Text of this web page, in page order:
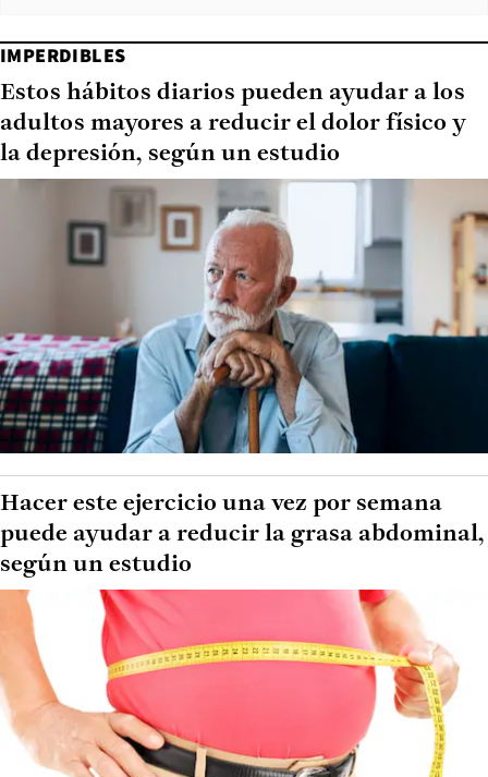
IMPERDIBLES
Estos hábitos diarios pueden ayudar a los
adultos mayores a reducir el dolor físico y
la depresión, según un estudio
Hacer este ejercicio una vez por semana
puede ayudar a reducir la grasa abdominal,
según un estudio